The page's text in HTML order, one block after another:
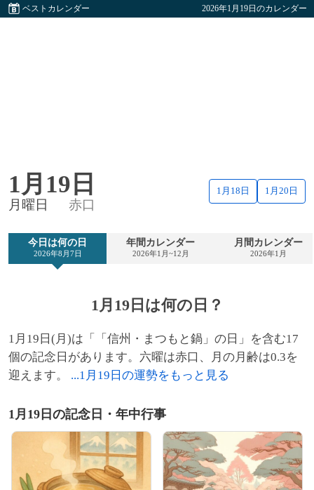
ベストカレンダー 2026年1月19日のカレンダー
1月19日
月曜日 赤口
1月18日 1月20日
今日は何の日
2026年8月7日
年間カレンダー
2026年1月~12月
月間カレンダー
2026年1月
1月19日は何の日？
1月19日(月)は「「信州・まつもと鍋」の日」を含む17
個の記念日があります。六曜は赤口、月の月齢は0.3を
迎えます。 ...1月19日の運勢をもっと見る
1月19日の記念日・年中行事